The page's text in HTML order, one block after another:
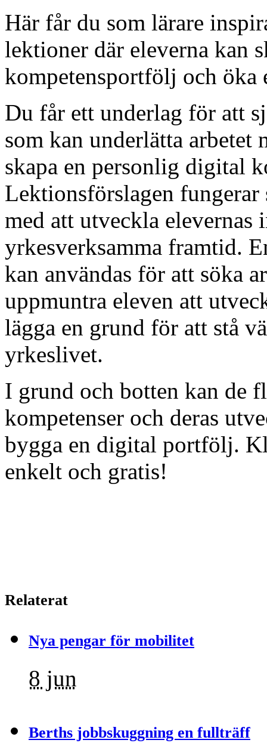
Här får du som lärare
lektioner där eleverna kan
kompetensportfölj och öka
Du får ett underlag för att
som kan underlätta arbetet
skapa en personlig digital
Lektionsförslagen
med att utveckla elevernas
yrkesverksamma framtid.
kan användas för att söka
uppmuntra eleven att
lägga en grund för att stå
yrkeslivet.
I grund och botten kan de
kompetenser och deras
bygga en digital portfölj.
enkelt och gratis!
Relaterat
Nya pengar för mobilitet
8 jun
Berths jobbskuggning en fullträff